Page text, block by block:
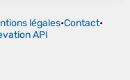
légales•Contact•
API